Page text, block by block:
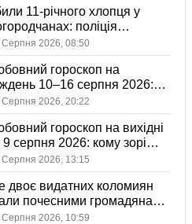
11-річного хлопця у
поліція
обставини ДТП
Серпня 2026, 08:50
гороскоп на
10–16 серпня 2026:
зорі готують у стосунках
знаку
Серпня 2026, 20:22
гороскоп на вихідні
9 серпня 2026: кому зорі
ніжність, а кому —
розмову
Серпня 2026, 13:15
двоє видатних коломиян
почесними громадянами
Серпня 2026, 10:59